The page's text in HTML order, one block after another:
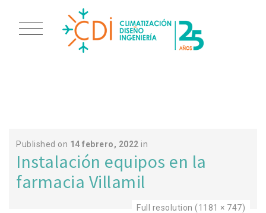
Published on 14 febrero, 2022 in
Instalación equipos en la
farmacia Villamil
Full resolution (1181 × 747)